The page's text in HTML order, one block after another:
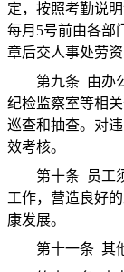
定，按照考勤说
每月5号前由各部
章后交人事处劳资
第九条 由办
纪检监察室等相
巡查和抽查。对
效考核。
第十条 员工
工作，营造良好
康发展。
第十一条 其